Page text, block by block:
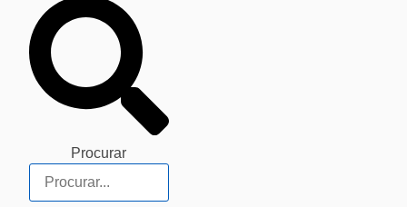
Procurar